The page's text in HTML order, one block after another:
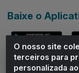
O nosso site
terceiros para
personalizada
Baixe o